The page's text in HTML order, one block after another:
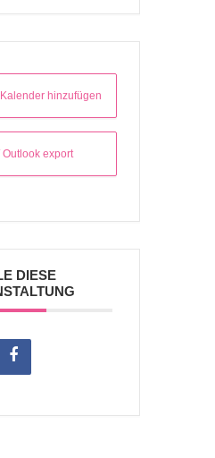
hinzufügen
Outlook export
DIESE